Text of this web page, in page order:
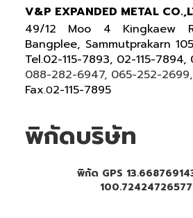
V&P EXPANDED METAL
49/12 Moo 4 Kingkaew
Bangplee, Sammutprakarn
Tel.02-115-7893, 02-115-7894,
088-282-6947, 065-252-2699
Fax.02-115-7895
พิกัดบริษัท
พิกัด GPS